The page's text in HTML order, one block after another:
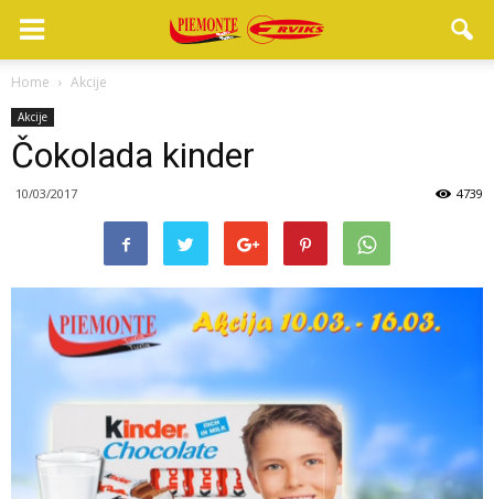
Home Akcije
Akcije
Čokolada kinder
10/03/2017 4739